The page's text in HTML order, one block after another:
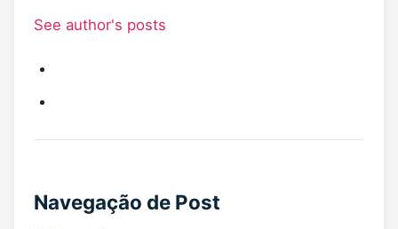
See author's posts
Navegação de Post